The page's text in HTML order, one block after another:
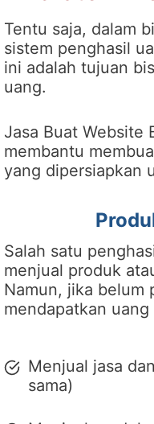
Tentu saja, dalam
sistem penghasil
ini adalah tujuan
uang.
Jasa Buat Website
membantu
yang dipersiapkan
Salah satu
menjual produk
Namun, jika belum
mendapatkan
Menjual jasa
sama)